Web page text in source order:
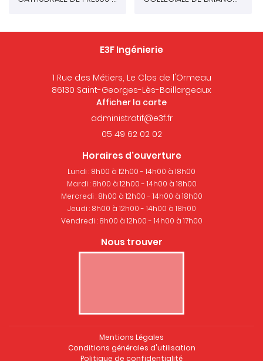
E3F Ingénierie
1 Rue des Métiers, Le Clos de l'Ormeau
86130 Saint-Georges-Lès-Baillargeaux
Afficher la carte
05 49 62 02 02
Horaires d'ouverture
Lundi : 8h00 à 12h00 - 14h00 à 18h00
Mardi : 8h00 à 12h00 - 14h00 à 18h00
Mercredi : 8h00 à 12h00 - 14h00 à 18h00
Jeudi : 8h00 à 12h00 - 14h00 à 18h00
Vendredi : 8h00 à 12h00 - 14h00 à 17h00
Nous trouver
Mentions Légales
Conditions générales d'utilisation
Politique de confidentialité